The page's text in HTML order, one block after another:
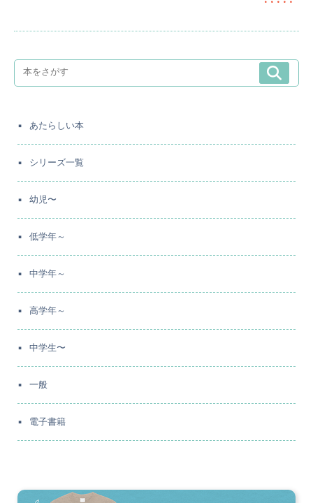
あたらしい本
シリーズ一覧
幼児〜
低学年～
中学年～
高学年～
中学生〜
一般
電子書籍